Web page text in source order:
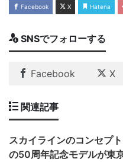
Facebook X Hatena
SNSでフォローする
Facebook X
関連記事
スカイラインのコンセプ
の50周年記念モデルが東